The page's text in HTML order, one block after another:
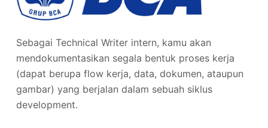
Sebagai Technical Writer intern, kamu akan
mendokumentasikan segala bentuk proses kerja
(dapat berupa flow kerja, data, dokumen, ataupun
gambar) yang berjalan dalam sebuah siklus
development.